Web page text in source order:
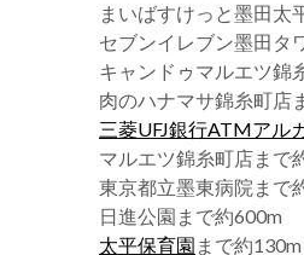
まいばすけっと墨田太
セブンイレブン墨田タ
キャンドゥマルエツ錦
肉のハナマサ錦糸町店
三菱UFJ銀行ATMアル
マルエツ錦糸町店まで
東京都立墨東病院まで
日進公園まで約600m
太平保育園 まで約130m